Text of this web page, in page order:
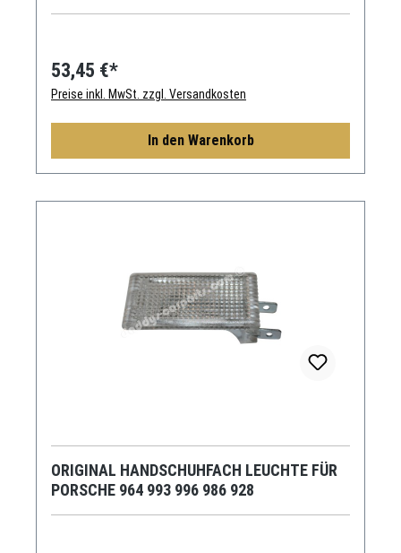
53,45 €*
Preise inkl. MwSt. zzgl. Versandkosten
In den Warenkorb
ORIGINAL HANDSCHUHFACH LEUCHTE FÜR
PORSCHE 964 993 996 986 928